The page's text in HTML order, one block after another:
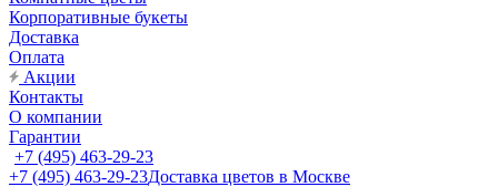
Корпоративные букеты
Доставка
Оплата
Акции
Контакты
О компании
Гарантии
+7 (495) 463-29-23
+7 (495) 463-29-23Доставка цветов в Москве